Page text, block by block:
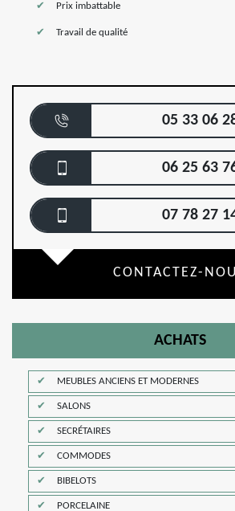
Prix imbattable
Travail de qualité
05 33 06
06 25 63
07 78 27
CONTACTEZ-
ACHATS
MEUBLES ANCIENS ET MODERNES
SALONS
SECRÉTAIRES
COMMODES
BIBELOTS
PORCELAINE